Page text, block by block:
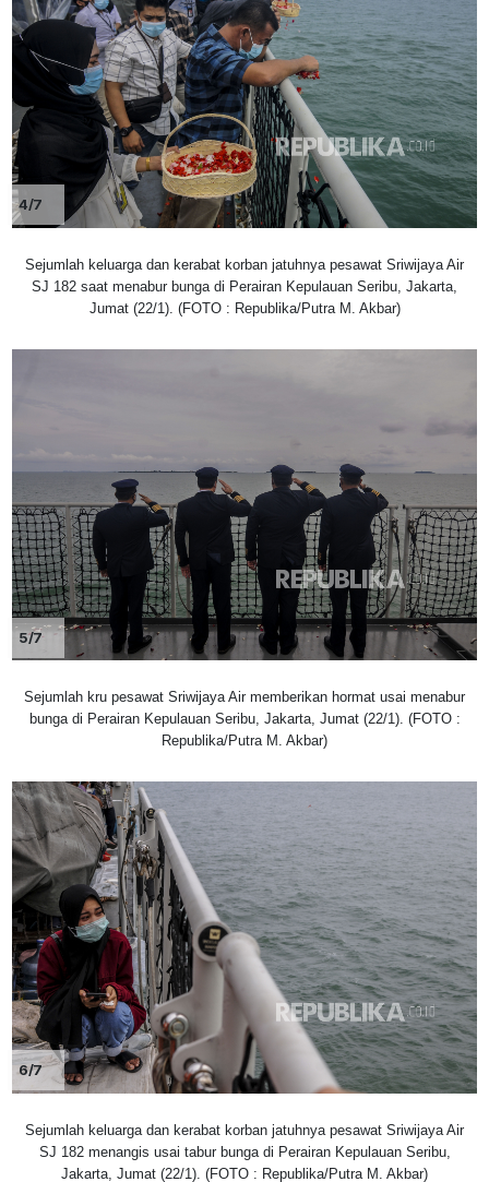
4/7
Sejumlah keluarga dan kerabat korban jatuhnya pesawat Sriwijaya Air
SJ 182 saat menabur bunga di Perairan Kepulauan Seribu, Jakarta,
Jumat (22/1). (FOTO : Republika/Putra M. Akbar)
5/7
Sejumlah kru pesawat Sriwijaya Air memberikan hormat usai menabur
bunga di Perairan Kepulauan Seribu, Jakarta, Jumat (22/1). (FOTO :
Republika/Putra M. Akbar)
6/7
Sejumlah keluarga dan kerabat korban jatuhnya pesawat Sriwijaya Air
SJ 182 menangis usai tabur bunga di Perairan Kepulauan Seribu,
Jakarta, Jumat (22/1). (FOTO : Republika/Putra M. Akbar)